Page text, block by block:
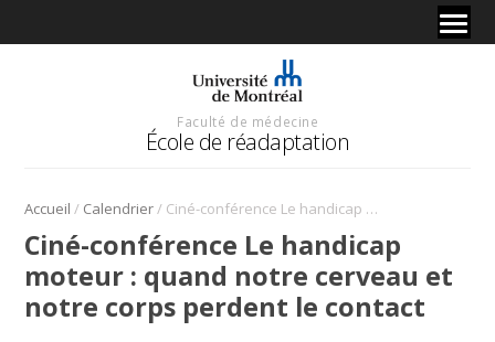
Faculté de médecine
École de réadaptation
Accueil / Calendrier/ Ciné-conférence Le handicap moteur : quand notre cerveau et notre corps perdent le contact
Ciné-conférence Le handicap
moteur : quand notre cerveau et
notre corps perdent le contact